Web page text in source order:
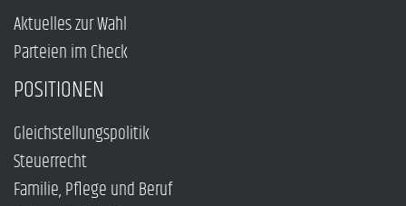
Aktuelles zur Wahl
Parteien im Check
POSITIONEN
Gleichstellungspolitik
Steuerrecht
Familie, Pflege und Beruf